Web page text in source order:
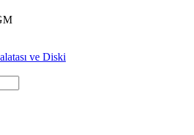
ve Diski